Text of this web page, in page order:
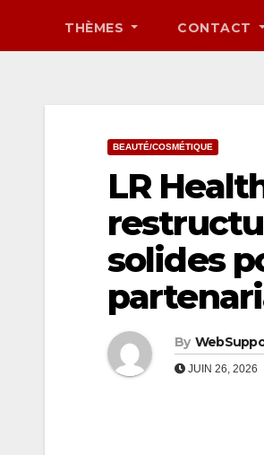
THÈMES CONTACT
BEAUTÉ/COSMÉTIQUE
LR
solides
By
JUIN 26, 2026